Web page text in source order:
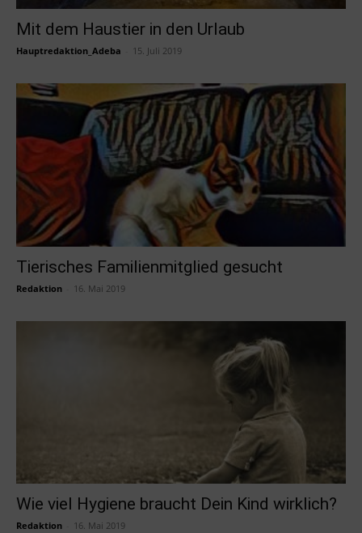
Mit dem Haustier in den Urlaub
Hauptredaktion_Adeba 15. Juli 2019
Tierisches Familienmitglied gesucht
Redaktion 16. Mai 2019
Wie viel Hygiene braucht Dein Kind wirklich?
Redaktion 16. Mai 2019